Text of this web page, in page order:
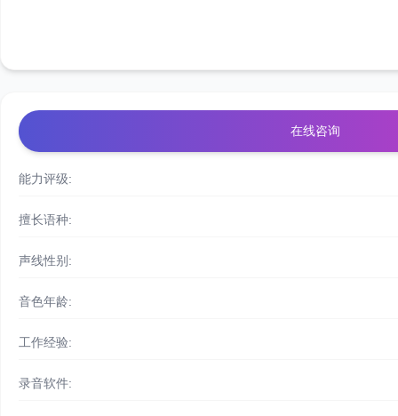
在线咨询
能力评级:
擅长语种:
声线性别:
音色年龄:
工作经验:
录音软件: